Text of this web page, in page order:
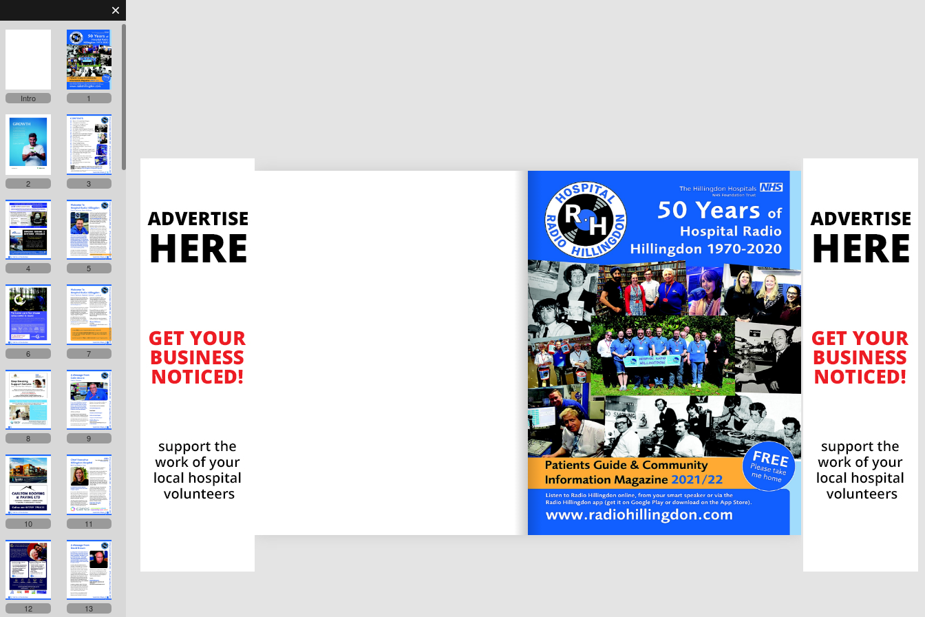
Intro 1
2 3
4 5
6 7
8 9
10 11
12 13